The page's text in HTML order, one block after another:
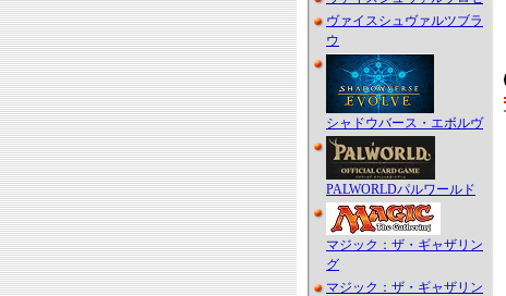
ヴァイスシュヴァルツブラ
ウ
シャドウバース・エボルヴ
PALWORLDパルワールド
マジック：ザ・ギャザリン
グ
マジック：ザ・ギャザリン